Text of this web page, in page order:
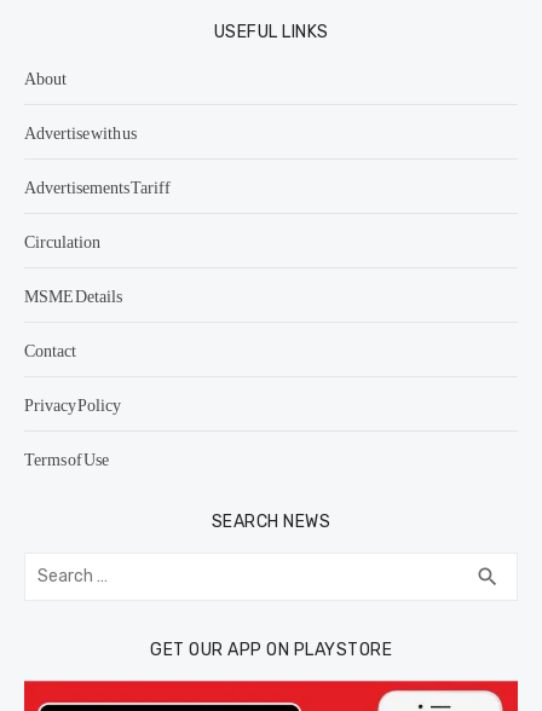
USEFUL LINKS
About
Advertise with us
Advertisements Tariff
Circulation
MSME Details
Contact
Privacy Policy
Terms of Use
SEARCH NEWS
Search
for: search
GET OUR APP ON PLAYSTORE